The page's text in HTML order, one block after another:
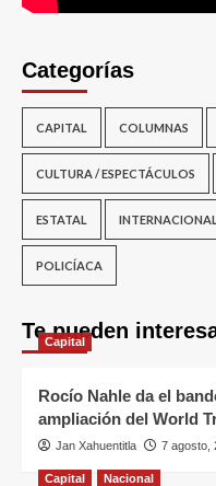
Categorías
CAPITAL COLUMNAS
CULTURA / ESPECTÁCULOS
ESTATAL INTERNACIONAL
POLICÍACA
Te pueden
Capital
Rocío Nahle da el
ampliación del World
Jan Xahuentitla 7 agosto,
Capital Nacional